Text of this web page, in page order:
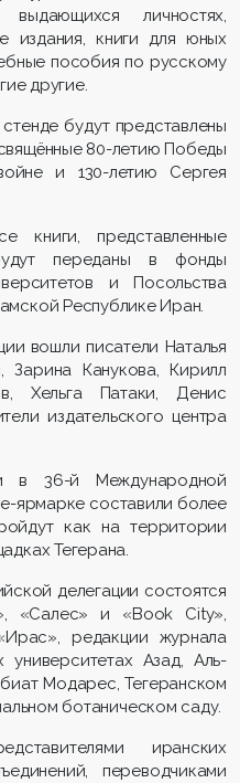
выдающихся личностях,
издания, книги для юных
пособия по русскому
другие.
будут представлены
80-летию Победы
и 130-летию Сергея
книги, представленные
переданы в фонды
и Посольства
Республике Иран.
вошли писатели Наталья
Канукова, Кирилл
Хельга Патаки, Денис
издательского центра
в 36-й Международной
ярмарке составили более
как на территории
Тегерана.
делегации состоятся
«Салес» и «Book City»,
редакции журнала
университетах Азад, Аль-
Модарес, Тегеранском
ботаническом саду.
иранских
переводчиками